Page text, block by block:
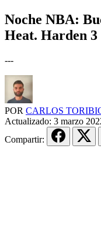
Noche NBA:
Heat. Harden 3
---
POR CARLOS
Actualizado: 3 marzo
Compartir: